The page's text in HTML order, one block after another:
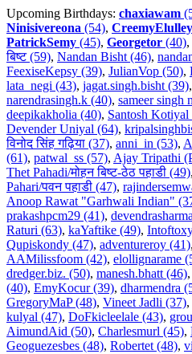
Upcoming Birthdays: chaxiawam
Ninisivereona (54), CreemyElulley
PatrickSemy (45), Georgetor (40),
बिष्ट (59), Nandan Bisht (46),
FeexiseKepsy (39), JulianVop (50),
lata_negi (43), jagat.singh.bisht (39),
narendrasingh.k (40), sameer singh
deepikakholia (40), Santosh Kotiyal
Devender Uniyal (64),
विनोद सिंह गढ़िया (37), anni_in (53),
(61), patwal_ss (57), Ajay Tripathi
Thet Pahadi/मोहन बिष्ट-ठेठ पहाडी (49),
Pahari/पवन पहाडी (47),
Anoop Rawat "Garhwali Indian"
prakashpcm29 (41),
Raturi (63), kaYaftike (49),
Qupiskondy (47), adventureroy (41),
AAMilissfoom (42), elollignarame
dredger.biz. (50), manesh.bhatt (46),
(40), EmyKocur (39), dharmendra
GregoryMaP (48), Vineet Jadli (37),
kulyal (47), DoFkicleelale (43),
AimundAid (50), Charlesmurl (45),
Geoguezesbes (48), Robertet (48),